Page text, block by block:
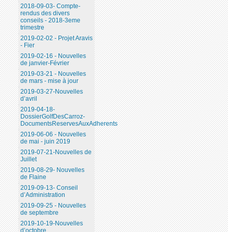
2018-09-03- Compte-
rendus des divers
conseils - 2018-3eme
trimestre
2019-02-02 - Projet Aravis
- Fier
2019-02-16 - Nouvelles
de janvier-Février
2019-03-21 - Nouvelles
de mars - mise à jour
2019-03-27-Nouvelles
d’avril
2019-04-18-
DossierGolfDesCarroz-
DocumentsReservesAuxAdherents
2019-06-06 - Nouvelles
de mai - juin 2019
2019-07-21-Nouvelles de
Juillet
2019-08-29- Nouvelles
de Flaine
2019-09-13- Conseil
d’Administration
2019-09-25 - Nouvelles
de septembre
2019-10-19-Nouvelles